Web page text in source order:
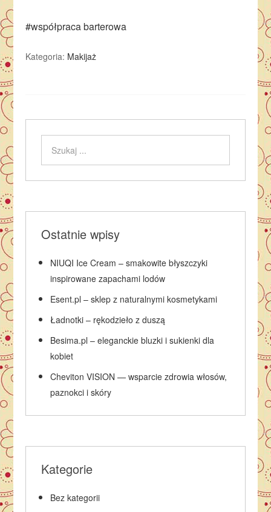
#współpraca barterowa
Kategoria: Makijaż
Ostatnie wpisy
NIUQI Ice Cream – smakowite błyszczyki
inspirowane zapachami lodów
Esent.pl – sklep z naturalnymi kosmetykami
Ładnotki – rękodzieło z duszą
Besima.pl – eleganckie bluzki i sukienki dla
kobiet
Cheviton VISION — wsparcie zdrowia włosów,
paznokci i skóry
Kategorie
Bez kategorii